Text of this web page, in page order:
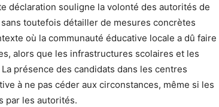
déclaration souligne la volonté des autorités de
toutefois détailler de mesures concrètes
où la communauté éducative locale a dû faire
alors que les infrastructures scolaires et les
présence des candidats dans les centres
à ne pas céder aux circonstances, même si les
par les autorités.